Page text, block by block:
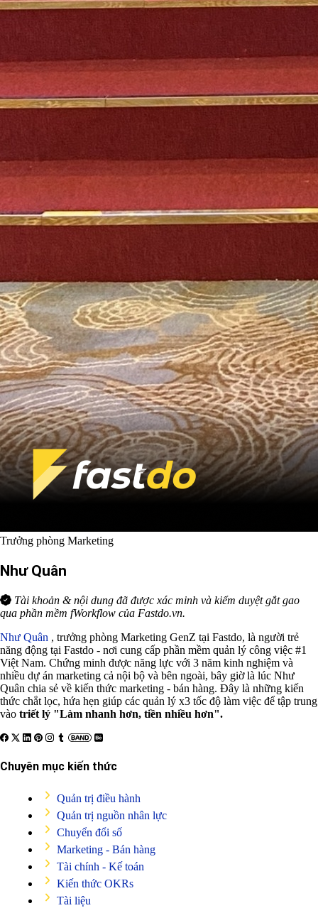
Trưởng phòng Marketing
Như Quân
Tài khoản & nội dung đã được xác minh và kiểm duyệt gắt gao
qua phần mềm fWorkflow của Fastdo.vn.
Như Quân , trưởng phòng Marketing GenZ tại Fastdo, là người trẻ
năng động tại Fastdo - nơi cung cấp phần mềm quản lý công việc #1
Việt Nam. Chứng minh được năng lực với 3 năm kinh nghiệm và
nhiều dự án marketing cả nội bộ và bên ngoài, bây giờ là lúc Như
Quân chia sẻ về kiến thức marketing - bán hàng. Đây là những kiến
thức chắt lọc, hứa hẹn giúp các quản lý x3 tốc độ làm việc để tập trung
vào triết lý "Làm nhanh hơn, tiền nhiều hơn".
Chuyên mục kiến thức
Quản trị điều hành
Quản trị nguồn nhân lực
Chuyển đổi số
Marketing - Bán hàng
Tài chính - Kế toán
Kiến thức OKRs
Tài liệu